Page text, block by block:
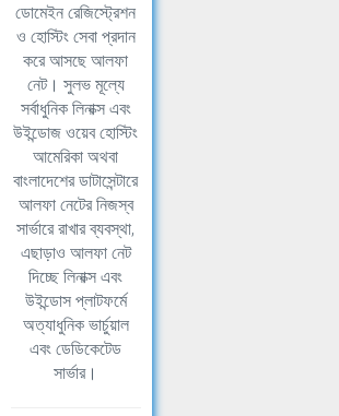
ডোমেইন রেজিস্ট্রেশন
ও হোস্টিং সেবা প্রদান
করে আসছে আলফা
নেট। সুলভ মূল্যে
সর্বাধুনিক লিনাক্স এবং
উইন্ডোজ ওয়েব হোস্টিং
আমেরিকা অথবা
বাংলাদেশের ডাটাসেন্টারে
আলফা নেটের নিজস্ব
সার্ভারে রাখার ব্যবস্থা,
এছাড়াও আলফা নেট
দিচ্ছে লিনাক্স এবং
উইন্ডোস প্লাটফর্মে
অত্যাধুনিক ভার্চুয়াল
এবং ডেডিকেটেড
সার্ভার।